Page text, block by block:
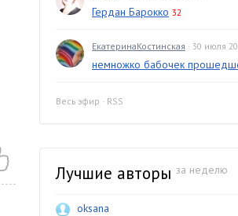
Гердан Барокко 32
ЕкатеринаКостинская · 30 июля
немножко бабочек
Весь эфир · RSS
Лучшие авторы за неделю
oksana